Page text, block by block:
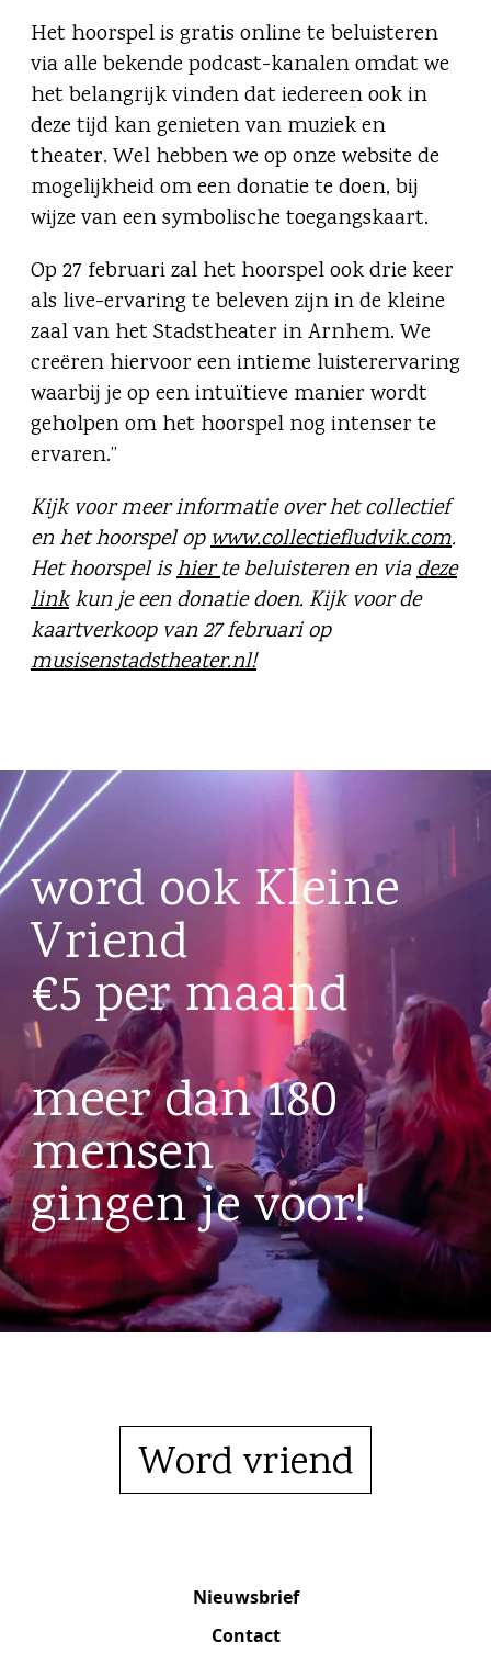
Het hoorspel is gratis online te beluisteren
via alle bekende podcast-kanalen omdat we
het belangrijk vinden dat iedereen ook in
deze tijd kan genieten van muziek en
theater. Wel hebben we op onze website de
mogelijkheid om een donatie te doen, bij
wijze van een symbolische toegangskaart.
Op 27 februari zal het hoorspel ook drie keer
als live-ervaring te beleven zijn in de kleine
zaal van het Stadstheater in Arnhem. We
creëren hiervoor een intieme luisterervaring
waarbij je op een intuïtieve manier wordt
geholpen om het hoorspel nog intenser te
ervaren.”
Kijk voor meer informatie over het collectief
en het hoorspel opwww.collectiefludvik.com.
Het hoorspel ishierte beluisteren en viadeze
linkkun je een donatie doen. Kijk voor de
kaartverkoop van 27 februari op
musisenstadstheater.nl!
word ook Kleine
Vriend
€5 per maand
meer dan 180
mensen
gingen je voor!
Word vriend
Nieuwsbrief
Contact